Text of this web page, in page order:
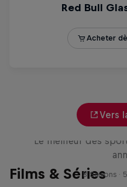
Vers
Films & Séries
Red Bull
Le meilleur des
8 Saisons ·